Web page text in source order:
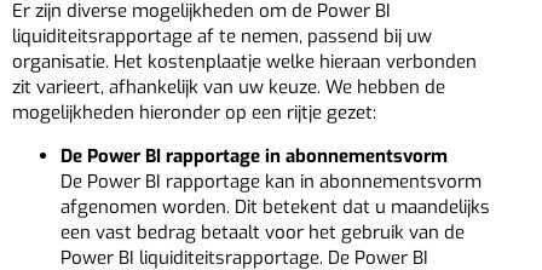
Er zijn diverse mogelijkheden om de Power BI
liquiditeitsrapportage af te nemen, passend bij uw
organisatie. Het kostenplaatje welke hieraan verbonden
zit varieert, afhankelijk van uw keuze. We hebben de
mogelijkheden hieronder op een rijtje gezet:
De Power BI rapportage in abonnementsvorm
De Power BI rapportage kan in abonnementsvorm
afgenomen worden. Dit betekent dat u maandelijks
een vast bedrag betaalt voor het gebruik van de
Power BI liquiditeitsrapportage. De Power BI